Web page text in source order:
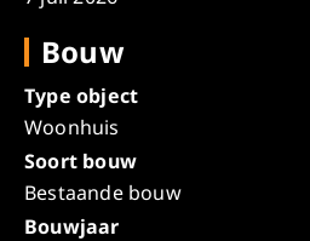
Bouw
Type object
Woonhuis
Soort bouw
Bestaande bouw
Bouwjaar